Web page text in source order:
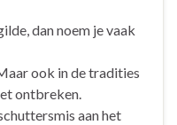
dan noem je vaak
ook in de tradities
ontbreken.
aan het